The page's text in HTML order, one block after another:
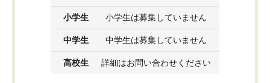
小学生 小学生は募集していません
中学生 中学生は募集していません
高校生 詳細はお問い合わせください